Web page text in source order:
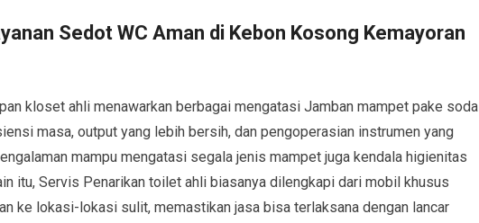
Sedot WC Aman di Kebon Kosong Kemayoran
kloset ahli menawarkan berbagai mengatasi Jamban mampet pake soda
masa, output yang lebih bersih, dan pengoperasian instrumen yang
mampu mengatasi segala jenis mampet juga kendala higienitas
itu, Servis Penarikan toilet ahli biasanya dilengkapi dari mobil khusus
ke lokasi-lokasi sulit, memastikan jasa bisa terlaksana dengan lancar